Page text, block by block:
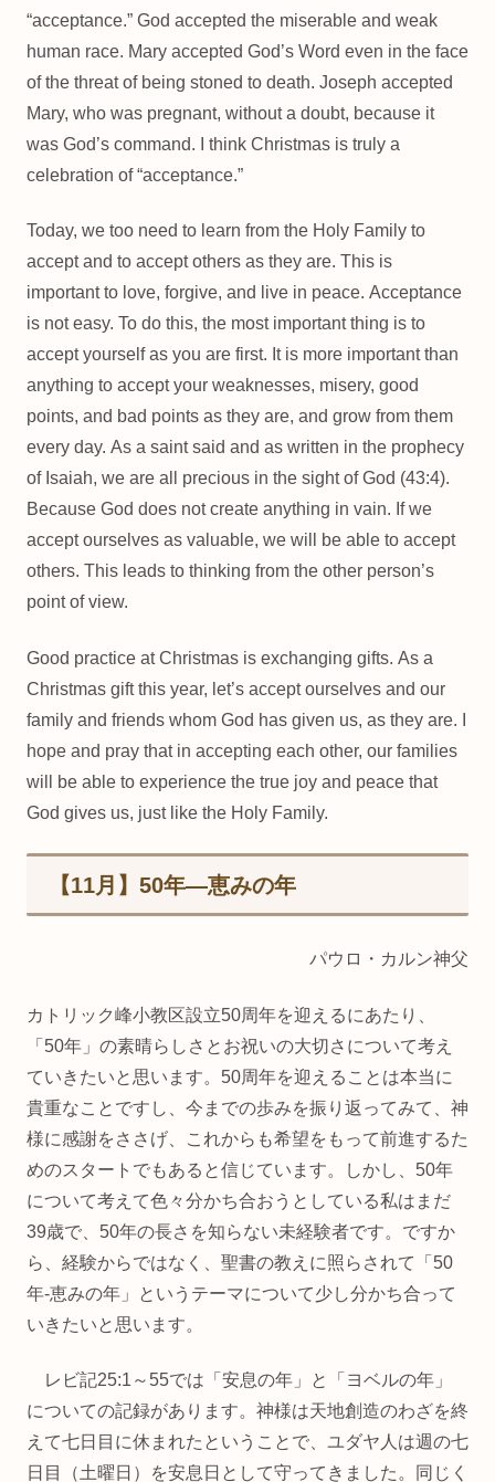
“acceptance.” God accepted the miserable and weak
human race. Mary accepted God’s Word even in the face
of the threat of being stoned to death. Joseph accepted
Mary, who was pregnant, without a doubt, because it
was God’s command. I think Christmas is truly a
celebration of “acceptance.”
Today, we too need to learn from the Holy Family to
accept and to accept others as they are. This is
important to love, forgive, and live in peace. Acceptance
is not easy. To do this, the most important thing is to
accept yourself as you are first. It is more important than
anything to accept your weaknesses, misery, good
points, and bad points as they are, and grow from them
every day. As a saint said and as written in the prophecy
of Isaiah, we are all precious in the sight of God (43:4).
Because God does not create anything in vain. If we
accept ourselves as valuable, we will be able to accept
others. This leads to thinking from the other person’s
point of view.
Good practice at Christmas is exchanging gifts. As a
Christmas gift this year, let’s accept ourselves and our
family and friends whom God has given us, as they are. I
hope and pray that in accepting each other, our families
will be able to experience the true joy and peace that
God gives us, just like the Holy Family.
【11月】50年―恵みの年
パウロ・カルン神父
カトリック峰小教区設立50周年を迎えるにあたり、
「50年」の素晴らしさとお祝いの大切さについて考え
ていきたいと思います。50周年を迎えることは本当に
貴重なことですし、今までの歩みを振り返ってみて、神
様に感謝をささげ、これからも希望をもって前進するた
めのスタートでもあると信じています。しかし、50年
について考えて色々分かち合おうとしている私はまだ
39歳で、50年の長さを知らない未経験者です。ですか
ら、経験からではなく、聖書の教えに照らされて「50
年‐恵みの年」というテーマについて少し分かち合って
いきたいと思います。
レビ記25:1～55では「安息の年」と「ヨベルの年」
についての記録があります。神様は天地創造のわざを終
えて七日目に休まれたということで、ユダヤ人は週の七
日目（土曜日）を安息日として守ってきました。同じく